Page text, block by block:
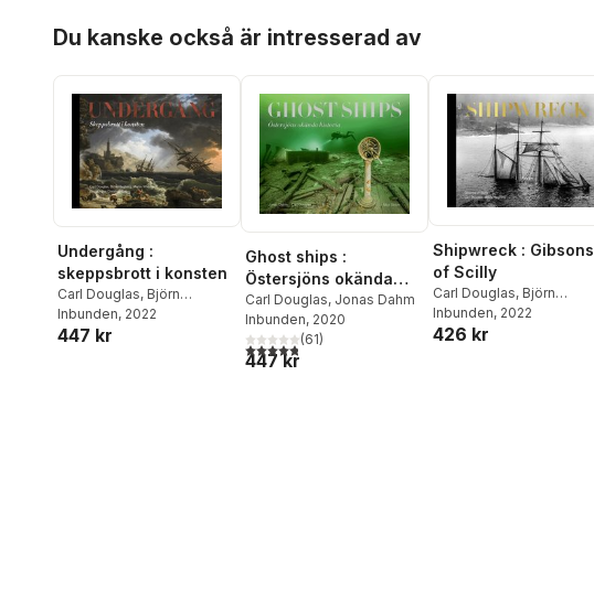
Du kanske också är intresserad av
Undergång :
skeppsbrott i konsten
Carl Douglas, Björn
Hagberg, Martin Widman
Inbunden, 2022
447 kr
Ghost ships :
Östersjöns okända
historia
Carl Douglas, Jonas Dahm
Inbunden, 2020
4,8utav 5 stjärnor. Totalt antal röster:
(61)
447 kr
Shipwreck : Gibsons
of Scilly
Carl Douglas, Björn
Hagberg
Inbunden, 2022
426 kr